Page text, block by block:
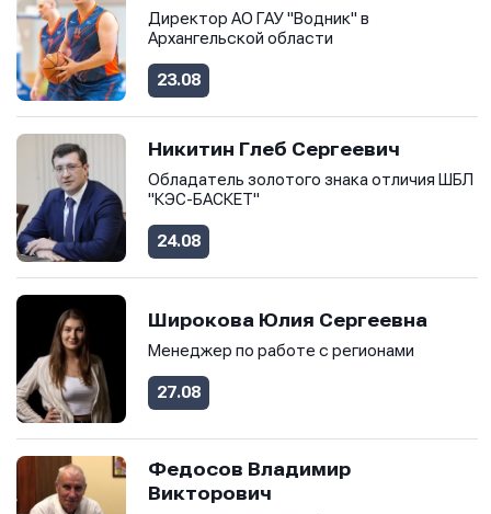
Директор АО ГАУ "Водник" в
Архангельской области
23.08
Никитин Глеб Сергеевич
Обладатель золотого знака отличия ШБЛ
"КЭС-БАСКЕТ"
24.08
Широкова Юлия Сергеевна
Менеджер по работе с регионами
27.08
Федосов Владимир
Викторович